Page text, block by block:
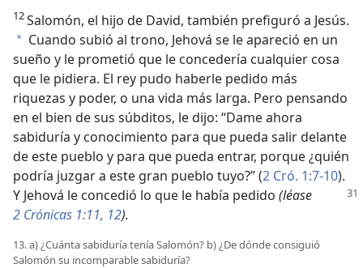
12Salomón, el hijo de David, también prefiguró a Jesús.
* Cuando subió al trono, Jehová se le apareció en un
sueño y le prometió que le concedería cualquier cosa
que le pidiera. El rey pudo haberle pedido más
riquezas y poder, o una vida más larga. Pero pensando
en el bien de sus súbditos, le dijo: “Dame ahora
sabiduría y conocimiento para que pueda salir delante
de este pueblo y para que pueda entrar, porque ¿quién
podría juzgar a este gran pueblo tuyo?” (2 Cró. 1:7-10).
Y Jehová le concedió lo que le había pedido (léase
2 Crónicas 1:11, 12).
13. a) ¿Cuánta sabiduría tenía Salomón? b) ¿De dónde consiguió
Salomón su incomparable sabiduría?